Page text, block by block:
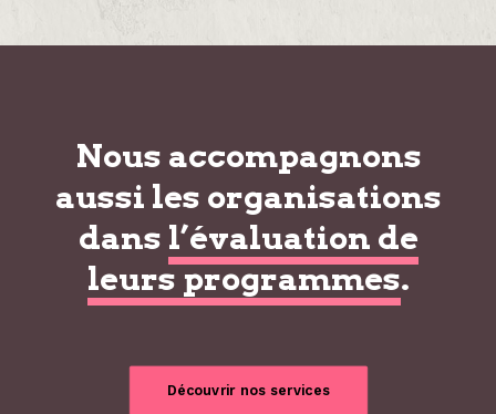
Nous accompagnons
aussi les organisations
dans l’évaluation de
leurs programmes.
Découvrir nos services